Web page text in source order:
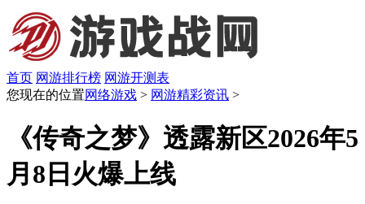
首页 网游排行榜 网游开测表
您现在的位置网络游戏 > 网游精彩资讯 >
《传奇之梦》透露新区2026年5
月8日火爆上线